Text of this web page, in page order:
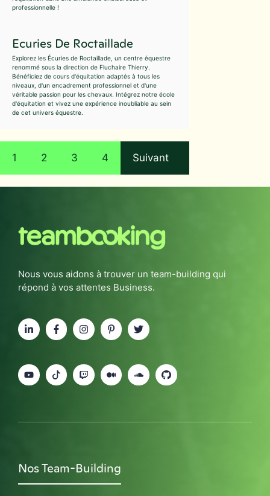
professionnelle !
Ecuries De Roctaillade
Explorez les Écuries de Roctaillade, un centre équestre
renommé sous la direction de Fluchaire Thierry.
Bénéficiez de cours d'équitation adaptés à tous les
niveaux, d'un encadrement professionnel et d'une
véritable passion pour les chevaux. Intégrez notre école
d'équitation et vivez une expérience inoubliable au sein
de cet univers équestre.
1 2 3 4 Suivant
Nous vous aidons à trouver un team-building qui
répond à vos attentes Business.
Nos Team-Building